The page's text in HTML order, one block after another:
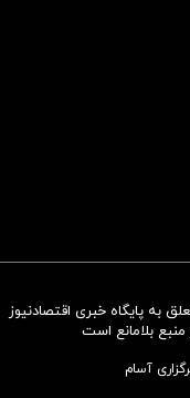
همسنگ با شاخص
پایگاه خبری اقتصادنیوز
بلامانع است
آسام